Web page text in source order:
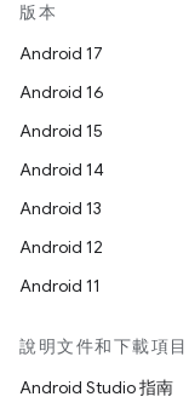
版本
Android 17
Android 16
Android 15
Android 14
Android 13
Android 12
Android 11
說明文件和下載項目
Android Studio 指南